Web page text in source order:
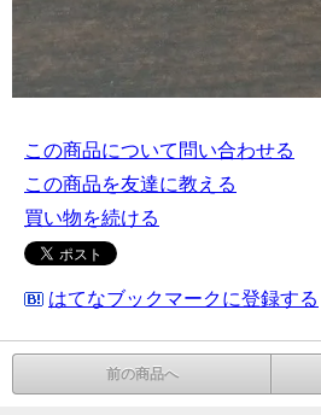
この商品について問い合わせる
この商品を友達に教える
買い物を続ける
はてなブックマークに登録する
前の商品へ